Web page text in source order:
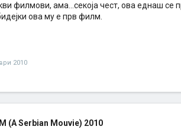
филмови, ама...секоја чест, ова еднаш
ова му е прв филм.
2010
Serbian Mouvie) 2010